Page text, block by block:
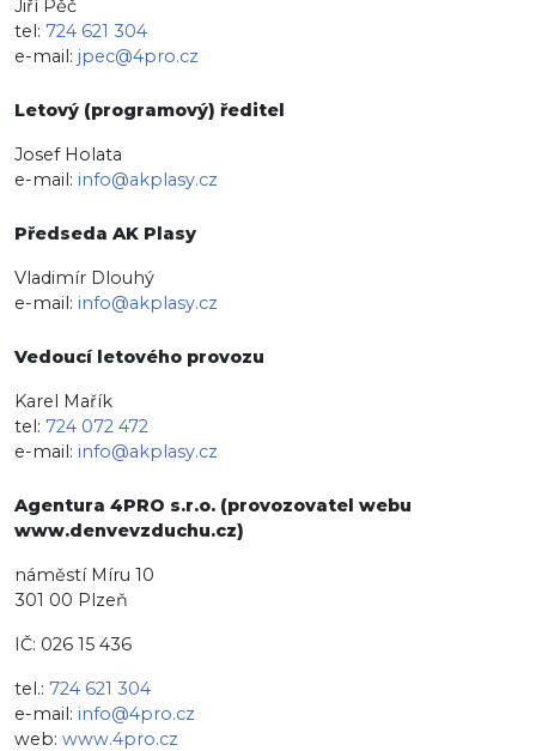
Jiří Pěč
tel: 724 621 304
e-mail: jpec@4pro.cz
Letový (programový) ředitel
Josef Holata
e-mail: info@akplasy.cz
Předseda AK Plasy
Vladimír Dlouhý
e-mail: info@akplasy.cz
Vedoucí letového provozu
Karel Mařík
tel: 724 072 472
e-mail: info@akplasy.cz
Agentura 4PRO s.r.o. (provozovatel webu
www.denvevzduchu.cz)
náměstí Míru 10
301 00 Plzeň
IČ: 026 15 436
tel.: 724 621 304
e-mail: info@4pro.cz
web: www.4pro.cz